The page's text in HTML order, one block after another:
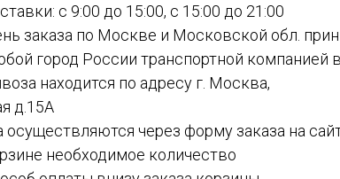
с 9:00 до 15:00, с 15:00 до 21:00
заказа по Москве и Московской обл.
город России транспортной компанией
находится по адресу г. Москва,
д.15А
осуществляются через форму заказа на
необходимое количество